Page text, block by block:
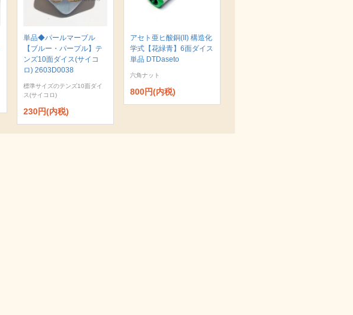
単品◆パールマーブル
【ブルー・パープル】テ
ンズ10面ダイス(サイコ
ロ) 2603D0038
標準サイズのテンズ10面ダイ
ス(サイコロ)
230円(内税)
アセト亜ヒ酸銅(II) 構造化
学式【花緑青】6面ダイス
単品 DTDaseto
六角ナット
800円(内税)